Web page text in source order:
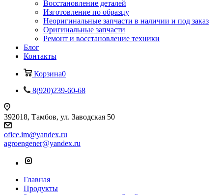
Восстановление деталей
Изготовление по образцу
Неоригинальные запчасти в наличии и под заказ
Оригинальные запчасти
Ремонт и восстановление техники
Блог
Контакты
Корзина0
8(920)239-60-68
392018, Тамбов, ул. Заводская 50
ofice.im@yandex.ru
agroengener@yandex.ru
Главная
Продукты